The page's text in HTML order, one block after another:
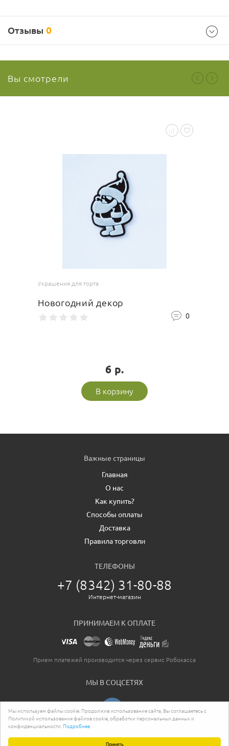
Принять
Мы используем файлы cookie. Продолжив использование сайта, Вы соглашаетесь с
Политикой использования файлов cookie, обработки персональных данных и
конфиденциальности. Подробнее
Отзывы 0
Ваш отзыв
Вы смотрели
Украшения для торта
Новогодний декор
0
6 р.
В корзину
Важные страницы
Главная
О нас
Как купить?
Способы оплаты
Доставка
Правила торговли
ТЕЛЕФОНЫ
+7 (8342) 31-80-88
Интернет-магазин
ПРИНИМАЕМ К ОПЛАТЕ
Прием платежей производится через сервис Робокасса
МЫ В СОЦСЕТЯХ
2026. Все права защищены.